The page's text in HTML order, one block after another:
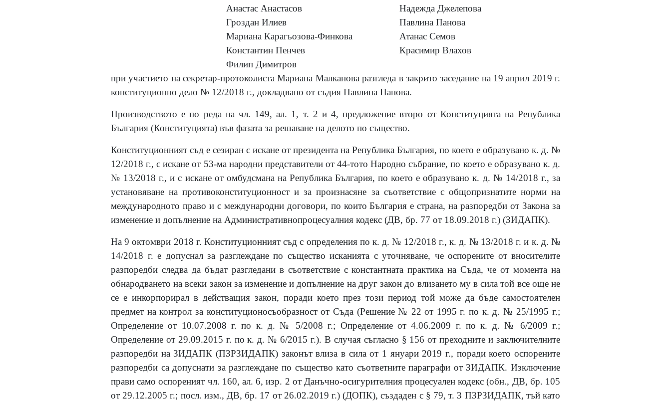
Анастас Анастасов
Надежда Джелепова
Гроздан Илиев
Павлина Панова
Мариана Карагьозова-Финкова
Атанас Семов
Константин Пенчев
Красимир Влахов
Филип Димитров
при участието на секретар-протоколиста Мариана Малканова разгледа в закрито заседание на 19 април 2019 г.
конституционно дело № 12/2018 г., докладвано от съдия Павлина Панова.
Производството е по реда на чл. 149, ал. 1, т. 2 и 4, предложение второ от Конституцията на Република
България (Конституцията) във фазата за решаване на делото по същество.
Конституционният съд е сезиран с искане от президента на Република България, по което е образувано к. д. №
12/2018 г., с искане от 53-ма народни представители от 44-тото Народно събрание, по което е образувано к. д.
№ 13/2018 г., и с искане от омбудсмана на Република България, по което е образувано к. д. № 14/2018 г., за
установяване на противоконституционност и за произнасяне за съответствие с общопризнатите норми на
международното право и с международни договори, по които България е страна, на разпоредби от Закона за
изменение и допълнение на Административнопроцесуалния кодекс (ДВ, бр. 77 от 18.09.2018 г.) (ЗИДАПК).
На 9 октомври 2018 г. Конституционният съд с определения по к. д. № 12/2018 г., к. д. № 13/2018 г. и к. д. №
14/2018 г. е допуснал за разглеждане по същество исканията с уточняване, че оспорените от вносителите
разпоредби следва да бъдат разгледани в съответствие с константната практика на Съда, че от момента на
обнародването на всеки закон за изменение и допълнение на друг закон до влизането му в сила той все още не
се е инкорпорирал в действащия закон, поради което през този период той може да бъде самостоятелен
предмет на контрол за конституционосъобразност от Съда (Решение № 22 от 1995 г. по к. д. № 25/1995 г.;
Определение от 10.07.2008 г. по к. д. № 5/2008 г.; Определение от 4.06.2009 г. по к. д. № 6/2009 г.;
Определение от 29.09.2015 г. по к. д. № 6/2015 г.). В случая съгласно § 156 от преходните и заключителните
разпоредби на ЗИДАПК (ПЗРЗИДАПК) законът влиза в сила от 1 януари 2019 г., поради което оспорените
разпоредби са допуснати за разглеждане по същество като съответните параграфи от ЗИДАПК. Изключение
прави само оспореният чл. 160, ал. 6, изр. 2 от Данъчно-осигурителния процесуален кодекс (обн., ДВ, бр. 105
от 29.12.2005 г.; посл. изм., ДВ, бр. 17 от 26.02.2019 г.) (ДОПК), създаден с § 79, т. 3 ПЗРЗИДАПК, тъй като